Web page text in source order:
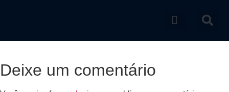
Deixe um comentário